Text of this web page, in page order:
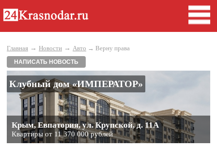
Главная → Новости → Авто → Верну права
НАПИСАТЬ НОВОСТЬ
Клубный дом «ИМПЕРАТОР»
Крым, Евпатория, ул. Крупской, д. 11А
Квартиры от 11 370 000 рублей